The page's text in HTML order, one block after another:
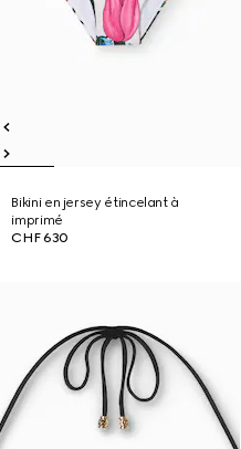
Bikini en jersey étincelant à
imprimé
CHF 630